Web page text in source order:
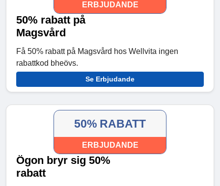
ERBJUDANDE
50% rabatt på
Magsvård
Få 50% rabatt på Magsvård hos Wellvita ingen
rabattkod bheövs.
Se Erbjudande
50% RABATT
ERBJUDANDE
Ögon bryr sig 50%
rabatt